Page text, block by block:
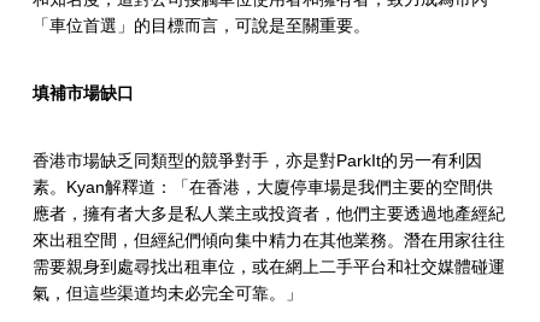
「車位首選」的目標而言，可說是至關重要。
填補市場缺口
香港市場缺乏同類型的競爭對手，亦是對ParkIt的另一有利因
素。Kyan解釋道：「在香港，大廈停車場是我們主要的空間供
應者，擁有者大多是私人業主或投資者，他們主要透過地產經紀
來出租空間，但經紀們傾向集中精力在其他業務。潛在用家往往
需要親身到處尋找出租車位，或在網上二手平台和社交媒體碰運
氣，但這些渠道均未必完全可靠。」